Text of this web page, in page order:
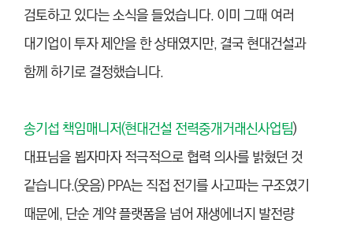
검토하고 있다는 소식을 들었습니다. 이미 그때 여러
대기업이 투자 제안을 한 상태였지만, 결국 현대건설과
함께 하기로 결정했습니다.
송기섭 책임매니저(현대건설 전력중개거래신사업팀)
대표님을 뵙자마자 적극적으로 협력 의사를 밝혔던 것
같습니다.(웃음) PPA는 직접 전기를 사고파는 구조였기
때문에, 단순 계약 플랫폼을 넘어 재생에너지 발전량